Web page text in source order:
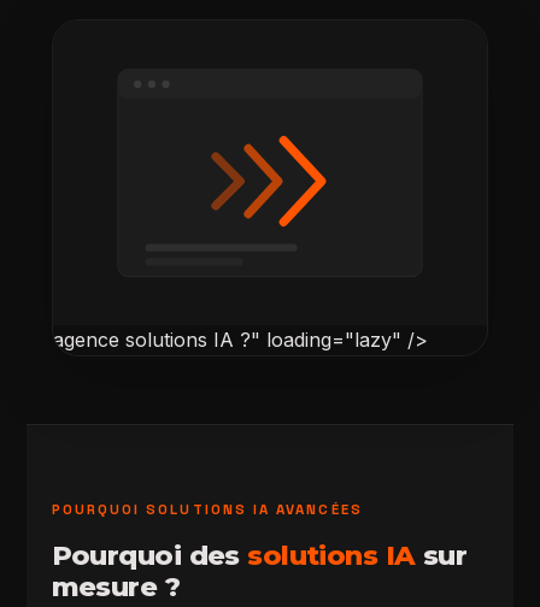
agence solutions IA ?" loading="lazy" />
POURQUOI SOLUTIONS IA AVANCÉES
Pourquoi des solutions IAsur
mesure ?